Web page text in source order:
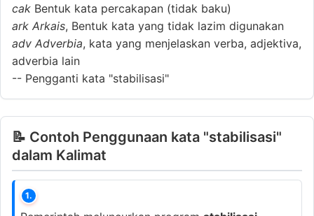
cak Bentuk kata percakapan (tidak baku)
ark Arkais, Bentuk kata yang tidak lazim digunakan
adv Adverbia, kata yang menjelaskan verba, adjektiva,
adverbia lain
-- Pengganti kata "stabilisasi"
📝 Contoh Penggunaan kata "stabilisasi"
dalam Kalimat
1.